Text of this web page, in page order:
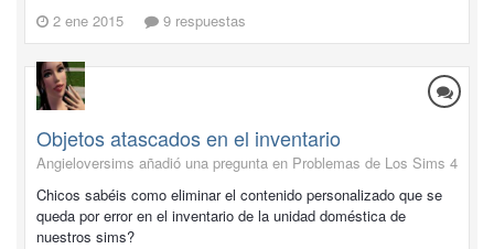
2 ene 2015
9 respuestas
Objetos atascados en el inventario
Angieloversims añadió una pregunta en Problemas de Los Sims 4
Chicos sabéis como eliminar el contenido personalizado que se
queda por error en el inventario de la unidad doméstica de
nuestros sims?